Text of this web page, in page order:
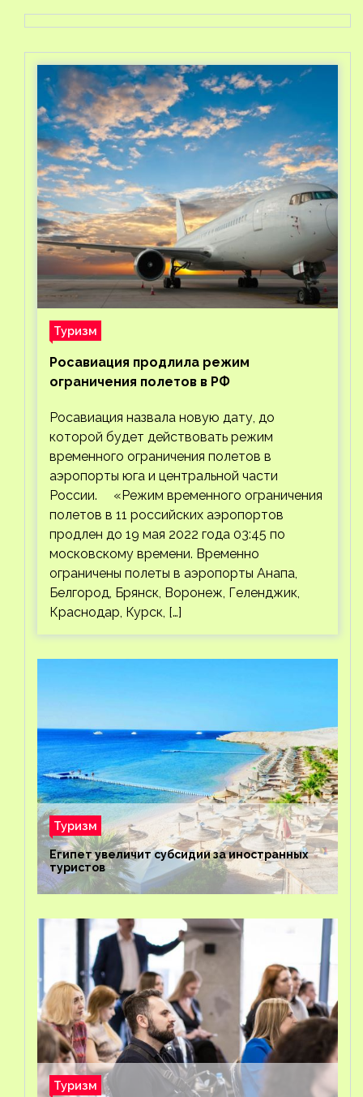
Туризм
Росавиация продлила режим
ограничения полетов в РФ
Росавиация назвала новую дату, до
которой будет действовать режим
временного ограничения полетов в
аэропорты юга и центральной части
России. «Режим временного ограничения
полетов в 11 российских аэропортов
продлен до 19 мая 2022 года 03:45 по
московскому времени. Временно
ограничены полеты в аэропорты Анапа,
Белгород, Брянск, Воронеж, Геленджик,
Краснодар, Курск, […]
Туризм
Египет увеличит субсидии за иностранных
туристов
Туризм